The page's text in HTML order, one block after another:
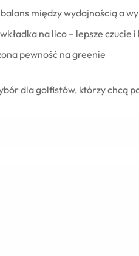
między wydajnością a
na lico – lepsze czucie
pewność na greenie
dla golfistów, którzy chcą